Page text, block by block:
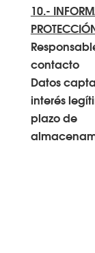
10.-
contacto
Datos
interés
plazo de